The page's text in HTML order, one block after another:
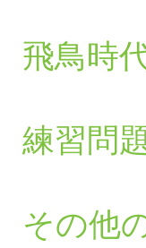
飛鳥時
練習問
その他